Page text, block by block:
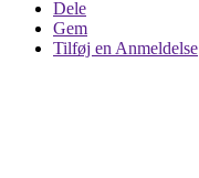
Dele
Gem
Tilføj en Anmeldelse